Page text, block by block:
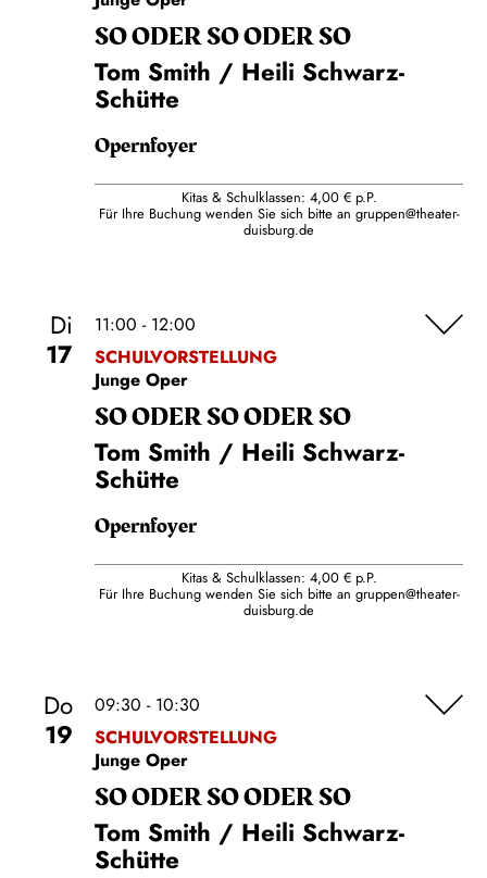
SO ODER SO ODER SO
Tom Smith / Heili Schwarz-
Schütte
Opernfoyer
Kitas & Schulklassen: 4,00 € p.P.
Für Ihre Buchung wenden Sie sich bitte an gruppen@theater-
duisburg.de
Di
17
11:00 - 12:00
SCHULVORSTELLUNG
Junge Oper
SO ODER SO ODER SO
Tom Smith / Heili Schwarz-
Schütte
Opernfoyer
Kitas & Schulklassen: 4,00 € p.P.
Für Ihre Buchung wenden Sie sich bitte an gruppen@theater-
duisburg.de
Do
19
09:30 - 10:30
SCHULVORSTELLUNG
Junge Oper
SO ODER SO ODER SO
Tom Smith / Heili Schwarz-
Schütte